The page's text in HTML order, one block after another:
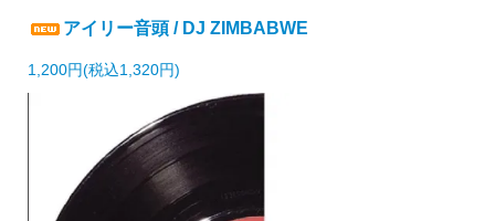
アイリー音頭 / DJ ZIMBABWE
1,200円(税込1,320円)